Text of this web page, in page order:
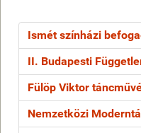
Ismét színházi
II. Budapesti
Fülöp Viktor
Nemzetközi